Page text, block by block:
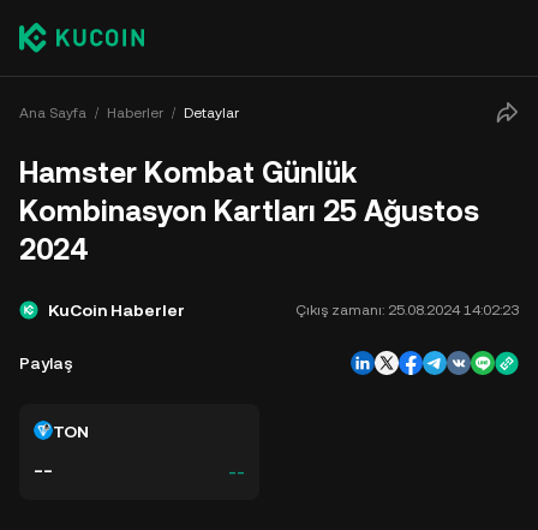
Ana Sayfa Haberler Detaylar
Hamster Kombat Günlük
Kombinasyon Kartları 25 Ağustos
2024
KuCoin Haberler Çıkış zamanı: 25.08.2024 14:02:23
Paylaş
TON
-- --